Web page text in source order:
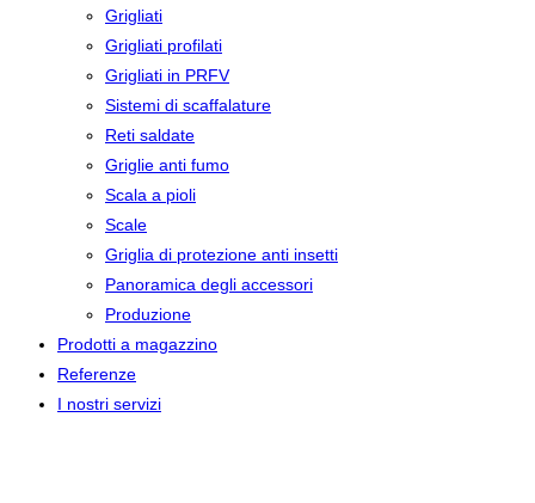
Grigliati
Grigliati profilati
Grigliati in PRFV
Sistemi di scaffalature
Reti saldate
Griglie anti fumo
Scala a pioli
Scale
Griglia di protezione anti insetti
Panoramica degli accessori
Produzione
Prodotti a magazzino
Referenze
I nostri servizi